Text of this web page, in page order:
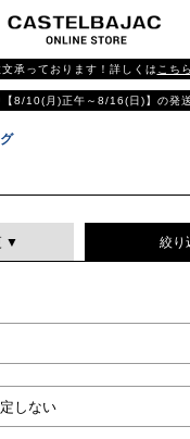
文承っております！詳しくは こちら
【8/10(月)正午～8/16(日)】の発
▼ 絞り